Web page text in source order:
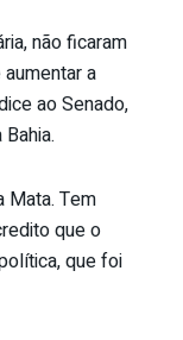
não ficaram
a
ao Senado,
Mata. Tem
que o
que foi